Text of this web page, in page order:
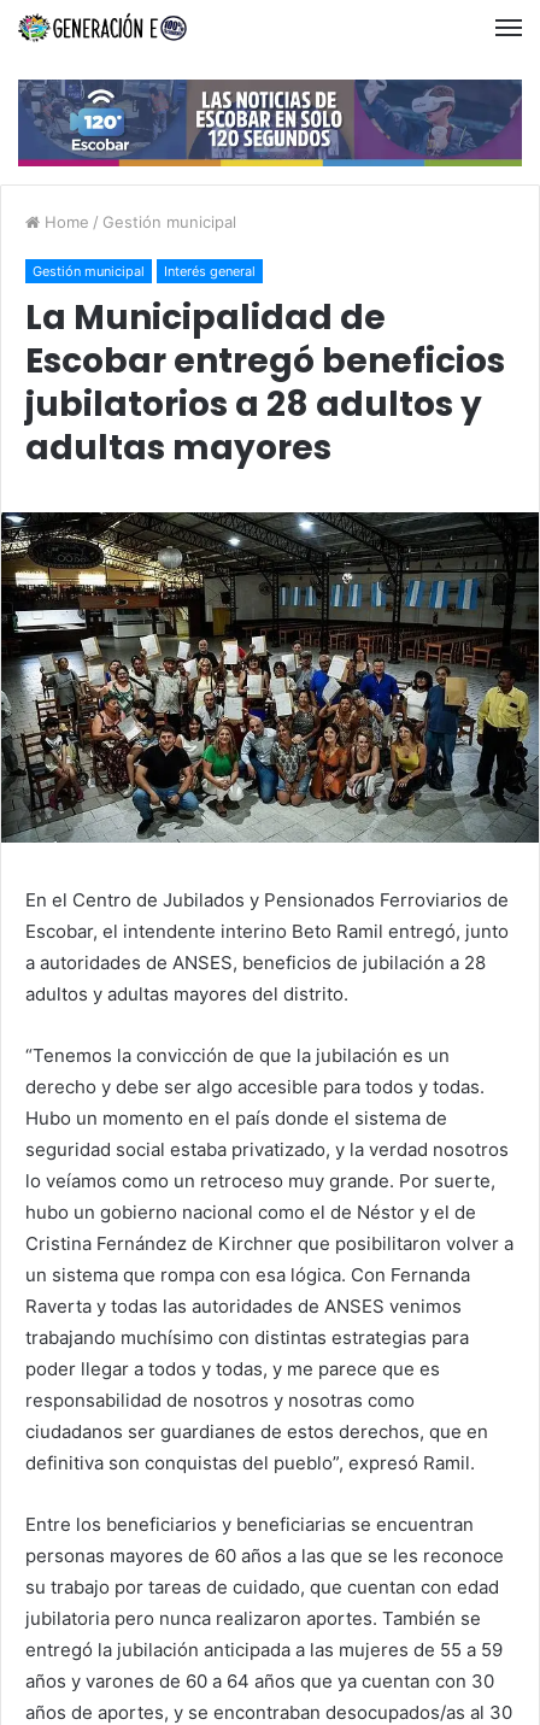
Home / Gestión municipal
Gestión municipal Interés general
La Municipalidad de
Escobar entregó beneficios
jubilatorios a 28 adultos y
adultas mayores
En el Centro de Jubilados y Pensionados Ferroviarios de
Escobar, el intendente interino Beto Ramil entregó, junto
a autoridades de ANSES, beneficios de jubilación a 28
adultos y adultas mayores del distrito.
“Tenemos la convicción de que la jubilación es un
derecho y debe ser algo accesible para todos y todas.
Hubo un momento en el país donde el sistema de
seguridad social estaba privatizado, y la verdad nosotros
lo veíamos como un retroceso muy grande. Por suerte,
hubo un gobierno nacional como el de Néstor y el de
Cristina Fernández de Kirchner que posibilitaron volver a
un sistema que rompa con esa lógica. Con Fernanda
Raverta y todas las autoridades de ANSES venimos
trabajando muchísimo con distintas estrategias para
poder llegar a todos y todas, y me parece que es
responsabilidad de nosotros y nosotras como
ciudadanos ser guardianes de estos derechos, que en
definitiva son conquistas del pueblo”, expresó Ramil.
Entre los beneficiarios y beneficiarias se encuentran
personas mayores de 60 años a las que se les reconoce
su trabajo por tareas de cuidado, que cuentan con edad
jubilatoria pero nunca realizaron aportes. También se
entregó la jubilación anticipada a las mujeres de 55 a 59
años y varones de 60 a 64 años que ya cuentan con 30
años de aportes, y se encontraban desocupados/as al 30